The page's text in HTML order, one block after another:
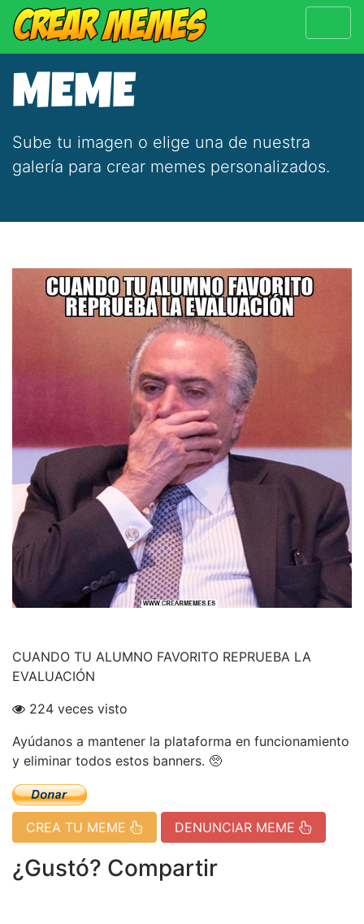
MEME
Sube tu imagen o elige una de nuestra
galería para crear memes personalizados.
CUANDO TU ALUMNO FAVORITO REPRUEBA LA
EVALUACIÓN
224 veces visto
Ayúdanos a mantener la plataforma en funcionamiento
y eliminar todos estos banners. 🥺
CREA TU MEME DENUNCIAR MEME
¿Gustó? Compartir